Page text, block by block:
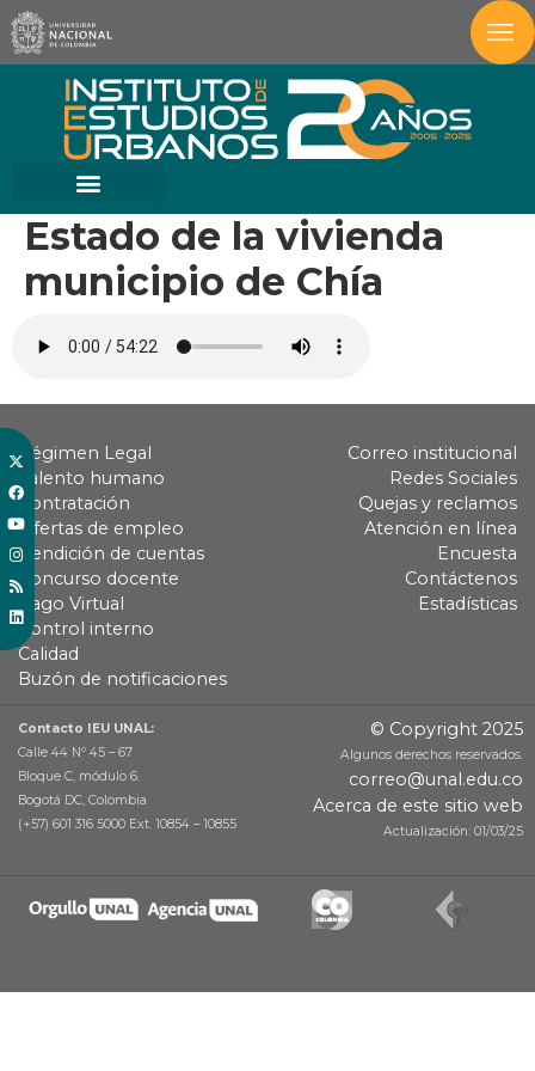
Estado de la vivienda
municipio de Chía
Régimen Legal
Talento humano
Contratación
Ofertas de empleo
Rendición de cuentas
Concurso docente
Pago Virtual
Control interno
Calidad
Buzón de notificaciones
Correo institucional
Redes Sociales
Quejas y reclamos
Atención en línea
Encuesta
Contáctenos
Estadísticas
Contacto IEU UNAL:
Calle 44 Nº 45 – 67
Bloque C, módulo 6.
Bogotá DC, Colombia
(+57) 601 316 5000 Ext. 10854 – 10855
© Copyright 2025
Algunos derechos reservados.
correo@unal.edu.co
Acerca de este sitio web
Actualización: 01/03/25